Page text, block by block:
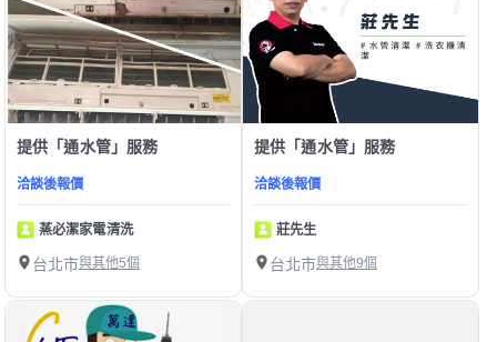
提供「通水管」服務
洽談後報價
蒸必潔家電清洗
台北市與其他5個
提供「通水管」服務
洽談後報價
莊先生
台北市與其他9個